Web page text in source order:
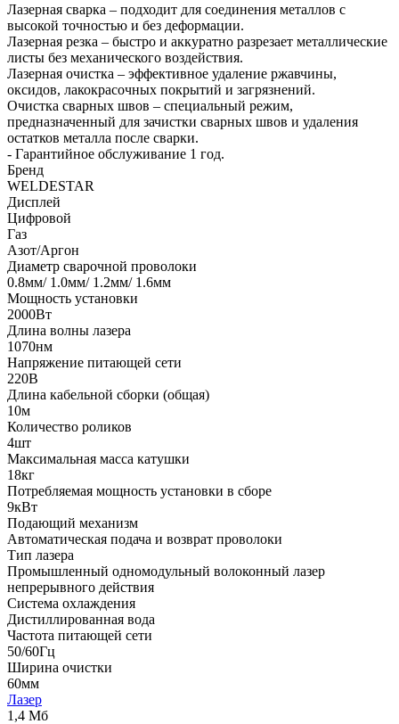
Лазерная сварка – подходит для соединения металлов с
высокой точностью и без деформации.
Лазерная резка – быстро и аккуратно разрезает металлические
листы без механического воздействия.
Лазерная очистка – эффективное удаление ржавчины,
оксидов, лакокрасочных покрытий и загрязнений.
Очистка сварных швов – специальный режим,
предназначенный для зачистки сварных швов и удаления
остатков металла после сварки.
- Гарантийное обслуживание 1 год.
Бренд
WELDESTAR
Дисплей
Цифровой
Газ
Азот/Аргон
Диаметр сварочной проволоки
0.8мм/ 1.0мм/ 1.2мм/ 1.6мм
Мощность установки
2000Вт
Длина волны лазера
1070нм
Напряжение питающей сети
220В
Длина кабельной сборки (общая)
10м
Количество роликов
4шт
Максимальная масса катушки
18кг
Потребляемая мощность установки в сборе
9кВт
Подающий механизм
Автоматическая подача и возврат проволоки
Тип лазера
Промышленный одномодульный волоконный лазер
непрерывного действия
Система охлаждения
Дистиллированная вода
Частота питающей сети
50/60Гц
Ширина очистки
60мм
Лазер
1,4 Мб